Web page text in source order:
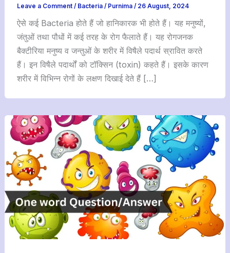
Leave a Comment / Bacteria / Purnima/ 26 August, 2024
ऐसे कई Bacteria होते हैं जो हानिकारक भी होते हैं। यह मनुष्यों,
जंतुओं तथा पौधों में कई तरह के रोग फैलाते हैं। यह रोगजनक
बैक्टीरिया मनुष्य व जन्तुओं के शरीर में विषैले पदार्थ स्रावित करते
हैं। इन विषैले पदार्थों को टॉक्सिन (toxin) कहते हैं। इसके कारण
शरीर में विभिन्न रोगों के लक्षण दिखाई देते हैं […]